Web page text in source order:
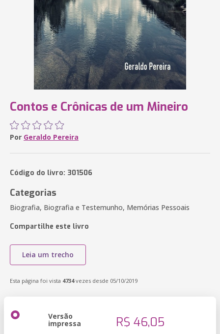
Contos e Crônicas de um Mineiro
Por Geraldo Pereira
Código do livro: 301506
Categorias
Biografia, Biografia e Testemunho, Memórias Pessoais
Compartilhe este livro
Leia um trecho
Esta página foi vista 4734vezes desde 05/10/2019
Versão
impressa R$ 46,05